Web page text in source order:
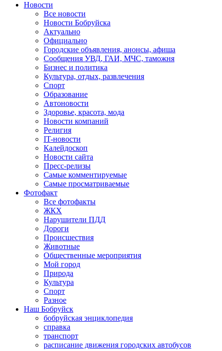
Новости
Все новости
Новости Бобруйска
Актуально
Официально
Городские объявления, анонсы, афиша
Сообщения УВД, ГАИ, МЧС, таможня
Бизнес и политика
Культура, отдых, развлечения
Спорт
Образование
Автоновости
Здоровье, красота, мода
Новости компаний
Религия
IT-новости
Калейдоскоп
Новости сайта
Пресс-релизы
Самые комментируемые
Самые просматриваемые
Фотофакт
Все фотофакты
ЖКХ
Нарушители ПДД
Дороги
Происшествия
Животные
Общественные мероприятия
Мой город
Природа
Культура
Спорт
Разное
Наш Бобруйск
бобруйская энциклопедия
справка
транспорт
расписание движения городских автобусов